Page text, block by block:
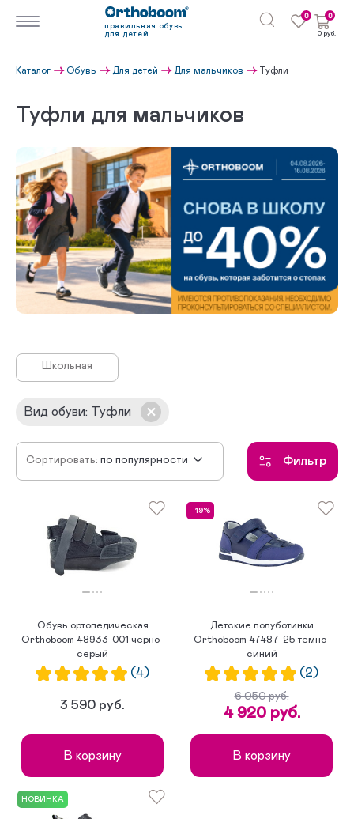
правильная обувь
для детей
0 0
0 руб.
Каталог Обувь Для детей Для мальчиков Туфли
Туфли для мальчиков
Школьная
Вид обуви: Туфли
Сортировать:
по убыванию цены
по возрастанию цены
по популярности Фильтр
Обувь ортопедическая
Orthoboom 48933-001 черно-
серый
(4)
3 590 руб.
В корзину
- 19%
Детские полуботинки
Orthoboom 47487-25 темно-
синий
(2)
6 050 руб.
4 920 руб.
В корзину
НОВИНКА